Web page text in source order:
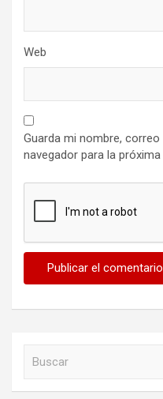
Web
Guarda mi nombre,
navegador para la